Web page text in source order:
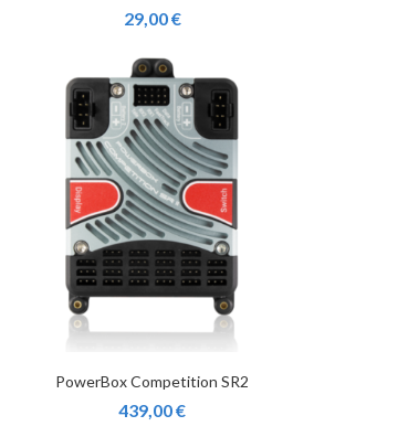
29,00 €
PowerBox Competition SR2
439,00 €